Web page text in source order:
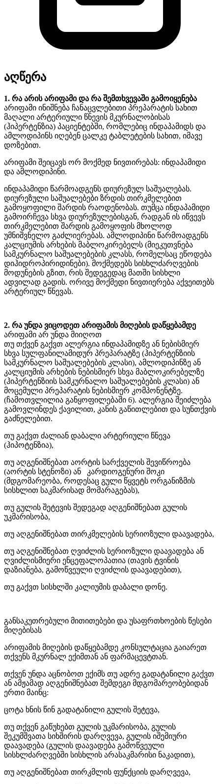
აღწერა
1. რა არის არიფამი და რა შემთხვევაში გამოიყენება
არიფამი ინიშნება ჩანაცვლებითი პრეპარატის სახით
მაღალი არტერიული წნევის მკურნალობისას
(ჰიპერტენზია) პაციენტებში, რომლებიც ინდაპამიდს და
ამლოდიპინს იღებენ ცალკე ტაბლეტების სახით, იმავე
დოზებით.
არიფამი შეიცავს ორ მოქმედ ნივთირებას: ინდაპამიდი
და ამლოდიპინი.
ინდაპამიდი წარმოადგენს დიურეზულ საშუალებას.
დიურეზული საშუალებები ზრდის თირკმელებით
გამოყოფილი შარდის რაოდენობას. თუმცა ინდაპამიდი
გამოირჩევა სხვა დიურეზულებისგან, რადგან ის იწვევს
თირკმელებით შარდის გამოყოფის მხოლოდ
უმნიშვნელო გაძლიერებას. ამლოდიპინი წარმოადგენს
კალციუმის არხების მაბლოკირებელს (მიეკუთვნება
სამკურნალო საშუალებების კლასს, რომელსაც ეწოდება
დიჰიდროპირიდინები). მოქმედებს სისხლძარღვების
მოდუნების გზით, რის შედეგედაც მათში სისხლი
ადვილად გადის. ორივე მოქმედი ნივთიერება აქვეითებს
არტერიულ წნევას.
2. რა უნდა ვიცოდეთ არიფამის მიღების დაწყებამდე
არიფამი არ უნდა მიიღოთ
თუ თქვენ გაქვთ ალერგია ინდაპამიდზე ან ნებისმიერ
სხვა სულფანილამიდურ პრეპარატზე (ჰიპერტენზიის
სამკურნალო საშუალებების კლასი), ამლოდიპინზე ან
კალციუმის არხების ნებისმიერ სხვა მაბლოკირებელზე
(ჰიპერტენზიის სამკურნალო საშუალებების კლასი) ან
მოცემული პრეპარატის ნებისმიერ კომპონენტზე.
(ჩამოთვლილია განყოფილებაში 6). ალერგია შეიძლება
გამოვლინდეს ქავილით, კანის გაწითლებით და სუნთქვის
გაძნელებით.
თუ გაქვთ ძალიან დაბალი არტერიული წნევა
(ჰიპოტენზია),
თუ აღგენიშნებათ აორტის სარქველის შევიწროება
(აორტის სტენოზი) ან კარდიოგენური შოკი
(მდგომარეობა, როდესაც გული წყვეტს ორგანიზმის
სისხლით საკმარისად მომარაგებას),
თუ გულის შეტევის შედეგად აღგენიშნებათ გულის
უკმარისობა,
თუ აღგენიშნებათ თირკმელების სერიოზული დაავადება,
თუ აღგენიშნებათ ღვიძლის სერიოზული დაავადება ან
ღვიძლისმიერი ენცეფალოპათია (თავის ტვინის
დაზიანება, გამოწვეული ღვიძლის დაავადებით),
თუ გაქვთ სისხლში კალიუმის დაბალი დონე.
განსაკუთრებული მითითებები და უსაფრთხოების წესები
მიღებისას
არიფამის მიღების დაწყებამდე კონსულტაცია გაიარეთ
თქვენს მკურნალ ექიმთან ან ფარმაცევტთან.
თქვენ უნდა აცნობოთ ექიმს თუ ადრე გადატანილი გაქვთ
ან ამჟამად აღგენიშნებათ შემდეგი მდგომარეობებიდან
ერთი მაინც:
ცოტა ხნის წინ გადატანილი გულის შეტევა,
თუ თქვენ გაწუხებთ გულის უკმარისობა, გულის
შეკუმშვათა სიხშირის დარღვევა, გულის იშემიური
დაავადება (გულის დაავადება გამოწვეული
სისხლძარღვებში სისხლის არასაკმარისი ნაკადით),
თუ აღგენიშნებათ თირკმლის ფუნქციის დარღვევა,